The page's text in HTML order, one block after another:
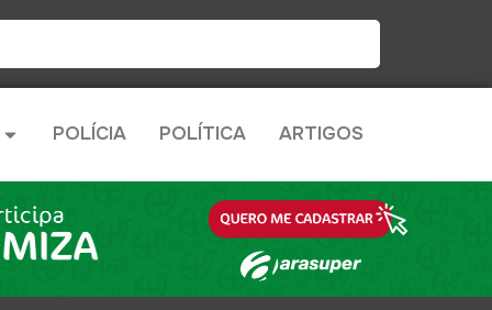
POLÍCIA POLÍTICA ARTIGOS